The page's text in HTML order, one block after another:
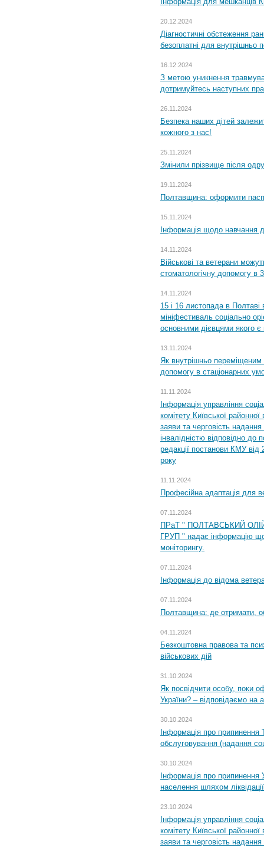
20.12.2024
Діагностичні обстеження
безоплатні для внутрішньо
16.12.2024
З метою уникнення
дотримуйтесь наступних
26.11.2024
Безпека наших дітей
кожного з нас!
25.11.2024
Змінили прізвище після
19.11.2024
Полтавщина: оформити
15.11.2024
Інформація щодо навчання
14.11.2024
Військові та ветерани
стоматологічну допомогу в
14.11.2024
15 і 16 листопада в
мініфестиваль соціально
основними дієвцями якого є
13.11.2024
Як внутрішньо переміщеним
допомогу в стаціонарних
11.11.2024
Інформація управління
комітету Київської
заяви та черговість надання
інвалідністю відповідно
редакції постанови КМУ
року
11.11.2024
Професійна адаптація для
07.11.2024
ПРаТ " ПОЛТАВСЬКИЙ
ГРУП " надає інформацію
моніторингу.
07.11.2024
Інформація до відома
07.11.2024
Полтавщина: де отримати,
04.11.2024
Безкоштовна правова та
військових дій
31.10.2024
Як посвідчити особу, поки
України? – відповідаємо на
30.10.2024
Інформація про припинення
обслуговування (надання
30.10.2024
Інформація про припинення
населення шляхом ліквідації
23.10.2024
Інформація управління
комітету Київської
заяви та черговість надання